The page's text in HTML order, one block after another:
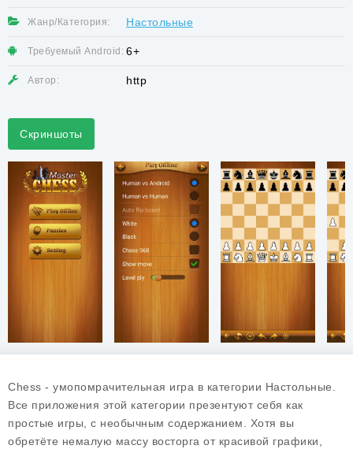
Жанр/Категория: Настольные
Требуемый Android: 6+
Автор: http
Скриншоты
Chess - умопомрачительная игра в категории Настольные.
Все приложения этой категории презентуют себя как
простые игры, с необычным содержанием. Хотя вы
обретёте немалую массу восторга от красивой графики,